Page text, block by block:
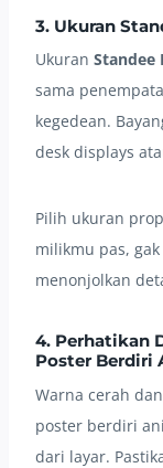
3. Ukuran
Ukuran Standee
sama
kegedean.
desk displays
Pilih ukuran
milikmu pas,
menonjolkan
4. Perhatikan
Poster Berdiri
Warna cerah
poster berdiri
dari layar.